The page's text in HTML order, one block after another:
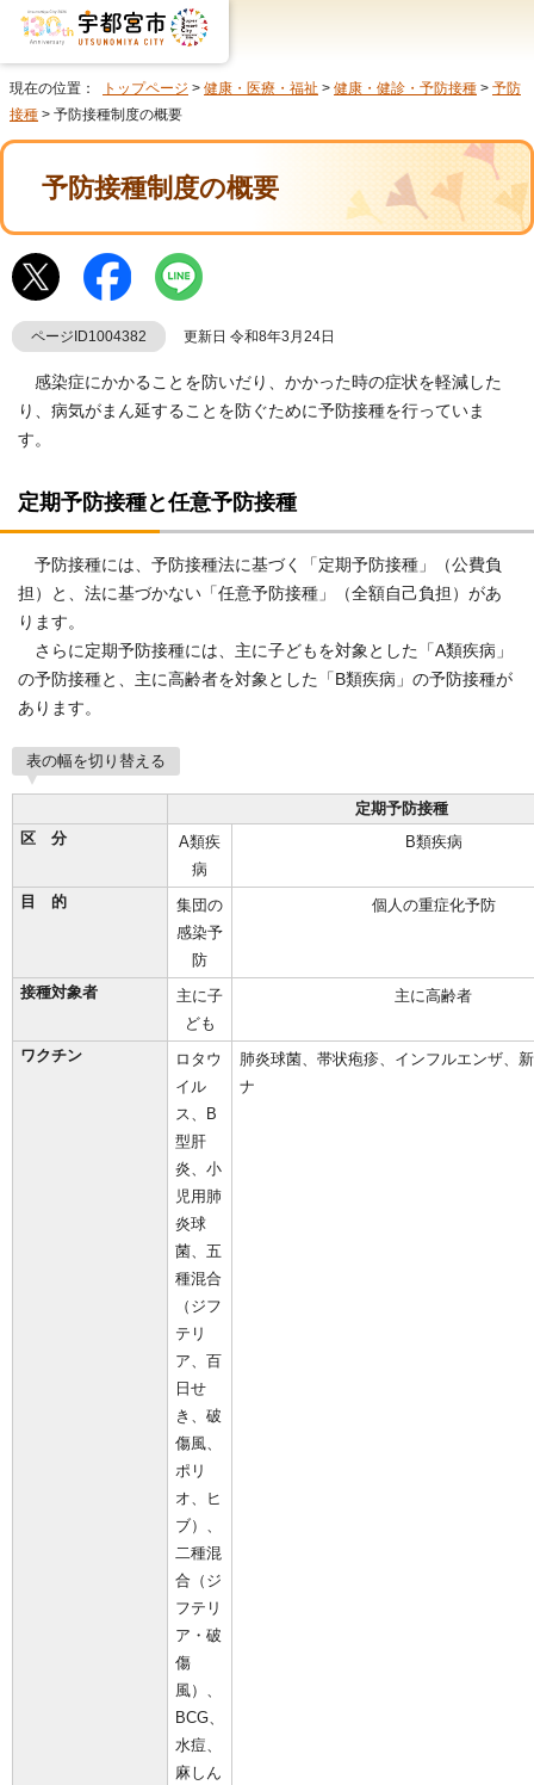
現在の位置： トップページ > 健康・医療・福祉 > 健康・健診・予防接種 > 予防
接種 > 予防接種制度の概要
予防接種制度の概要
ページID1004382 更新日 令和8年3月24日
感染症にかかることを防いだり、かかった時の症状を軽減した
り、病気がまん延することを防ぐために予防接種を行っていま
す。
定期予防接種と任意予防接種
予防接種には、予防接種法に基づく「定期予防接種」（公費負
担）と、法に基づかない「任意予防接種」（全額自己負担）があ
ります。
さらに定期予防接種には、主に子どもを対象とした「A類疾病」
の予防接種と、主に高齢者を対象とした「B類疾病」の予防接種が
あります。
表の幅を切り替える
定期予防接種
区 分
A類疾
病
B類疾病
目 的
集団の
感染予
防
個人の重症化予防
接種対象者
主に子
ども
主に高齢者
ワクチン
ロタウ
イル
ス、B
型肝
炎、小
児用肺
炎球
菌、五
種混合
（ジフ
テリ
ア、百
日せ
き、破
傷風、
ポリ
オ、ヒ
ブ）、
二種混
合（ジ
フテリ
ア・破
傷
風）、
BCG、
水痘、
麻しん
肺炎球菌、帯状疱疹、インフルエンザ、